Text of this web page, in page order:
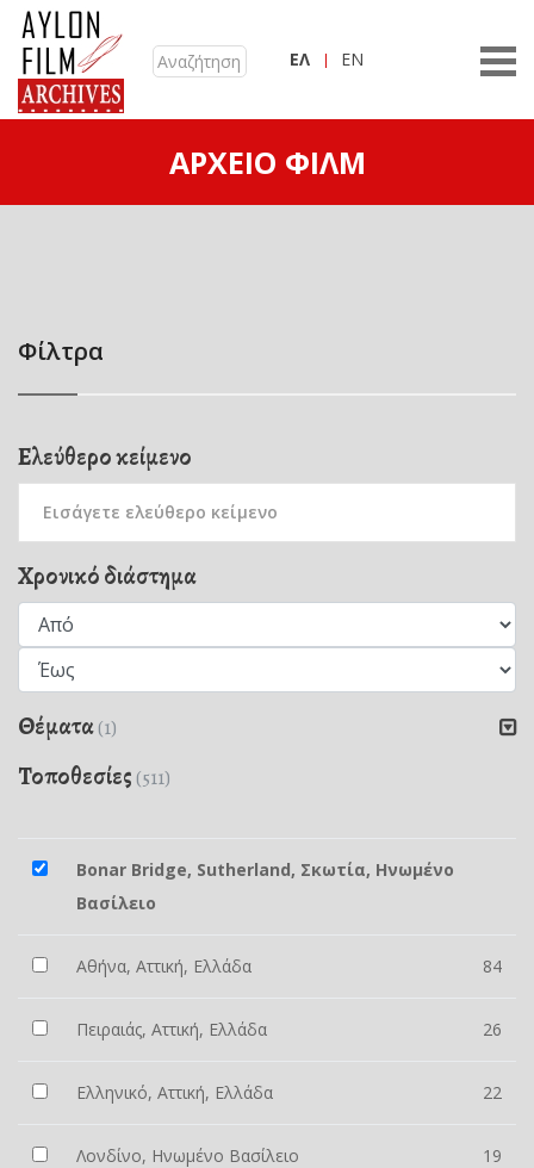
ΕΛ EN
ΑΡΧΕΊΟ ΦΙΛΜ
Φίλτρα
Ελεύθερο κείμενο
Χρονικό διάστημα
Θέματα(1)
Τοποθεσίες (511)
Bonar Bridge, Sutherland, Σκωτία, Ηνωμένο
Βασίλειο
Αθήνα, Αττική, Ελλάδα 84
Πειραιάς, Αττική, Ελλάδα 26
Ελληνικό, Αττική, Ελλάδα 22
Λονδίνο, Ηνωμένο Βασίλειο 19